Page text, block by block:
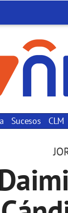
Sucesos CLM